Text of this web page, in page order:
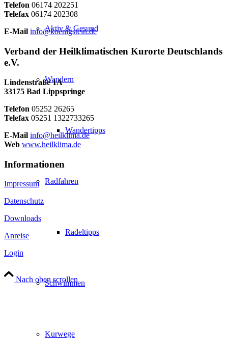
Aktiv & Gesund
Wandern
Wandertipps
Radfahren
Radeltipps
Schwimmen
Kurwege
Telefon 06174 202251
Telefax 06174 202308
E-Mail info@koenigstein.de
Verband der Heilklimatischen Kurorte Deutschlands
e.V.
Lindenstraße 1A
33175 Bad Lippspringe
Telefon 05252 26265
Telefax 05251 1322733265
E-Mail info@heilklima.de
Web www.heilklima.de
Informationen
Impressum
Datenschutz
Downloads
Anreise
Login
Nach oben scrollen